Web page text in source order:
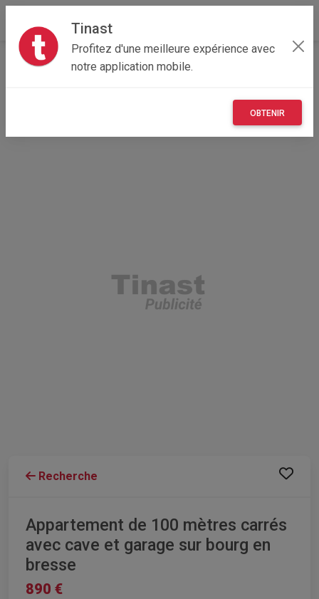
Tinast
Profitez d'une meilleure expérience avec
notre application mobile.
OBTENIR
Accueil Immobilier Auvergne-Rhône-Alpes
Appartement de 100 mètres carrés avec cave et garage
Recherche
Appartement de 100 mètres carrés
avec cave et garage sur bourg en
bresse
890 €